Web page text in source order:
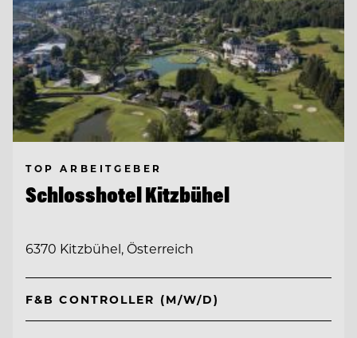
TOP ARBEITGEBER
Schlosshotel Kitzbühel
6370 Kitzbühel, Österreich
F&B CONTROLLER (M/W/D)